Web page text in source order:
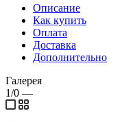
Описание
Как купить
Оплата
Доставка
Дополнительно
Галерея
1/0 —